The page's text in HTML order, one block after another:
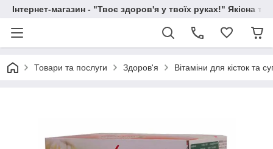
Інтернет-магазин - "Твоє здоров'я у твоїх руках!" Якісна
Товари та послуги Здоров'я Вітаміни для кісток та